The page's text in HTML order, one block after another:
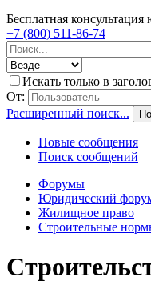
Бесплатная консультация
+7 (800) 511-86-74
Искать только в
От:
Расширенный поиск...
Новые сообщения
Поиск сообщений
Форумы
Юридический
Жилищное право
Строительные